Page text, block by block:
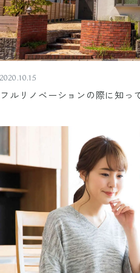
2020.10.15
フルリノベーションの際に知っ